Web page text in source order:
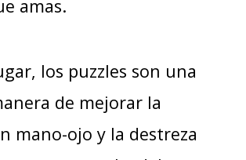
amas.
los puzzles son una
de mejorar la
mano-ojo y la destreza